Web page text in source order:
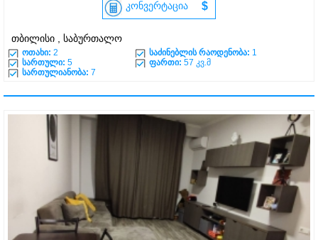
კონვერტაცია $
თბილისი , საბურთალო
ოთახი: 2 საძინებლის რაოდენობა: 1
სართული: 5 ფართი: 57 კვ.მ
სართულიანობა: 7